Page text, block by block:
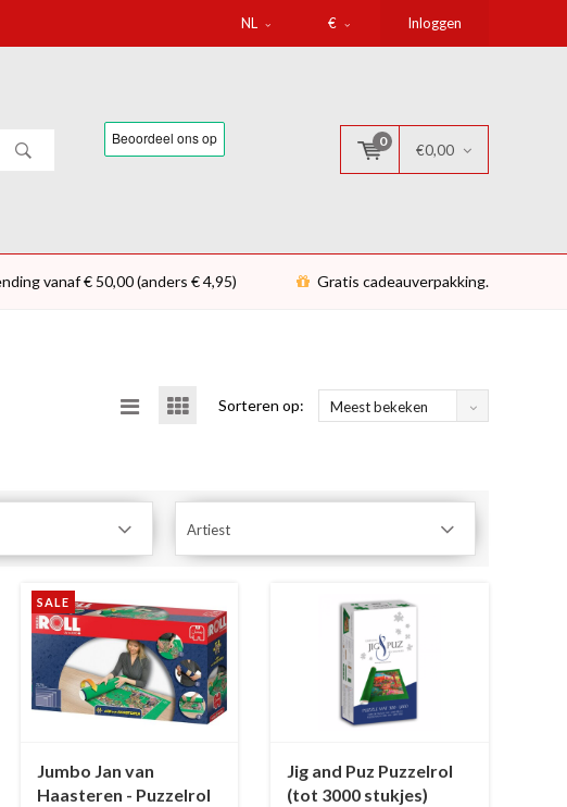
NL € Inloggen
0
€0,00
vanaf € 50,00 (anders € 4,95) Gratis cadeauverpakking.
Sorteren op: Meest bekeken
Artiest
SALE
Jumbo Jan van
Haasteren - Puzzelrol
Jig and Puz Puzzelrol
(tot 3000 stukjes)